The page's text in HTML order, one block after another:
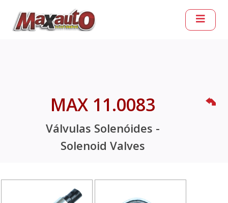
MAX 11.0083
Válvulas Solenóides -
Solenoid Valves